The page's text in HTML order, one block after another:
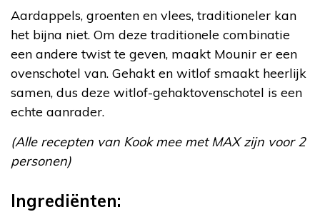
Aardappels, groenten en vlees, traditioneler kan
het bijna niet. Om deze traditionele combinatie
een andere twist te geven, maakt Mounir er een
ovenschotel van. Gehakt en witlof smaakt heerlijk
samen, dus deze witlof-gehaktovenschotel is een
echte aanrader.
(Alle recepten van Kook mee met MAX zijn voor 2
personen)
Ingrediënten: